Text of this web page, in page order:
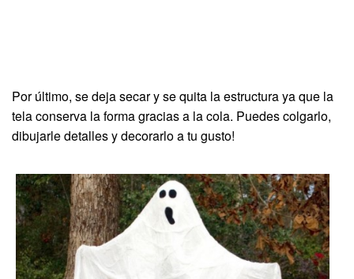
Por último, se deja secar y se quita la estructura ya que la
tela conserva la forma gracias a la cola. Puedes colgarlo,
dibujarle detalles y decorarlo a tu gusto!